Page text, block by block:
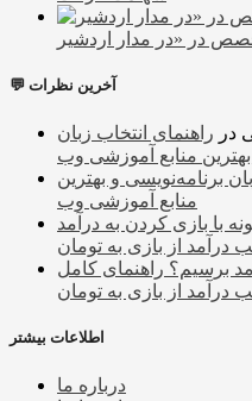
💬 آخرین نظرات
در راهنمای انتخاب زبان
منابع آموزشی وب
برنامه‌نویسی و بهترین
منابع آموزشی وب
با بازی کردن به درآمد
از بازی به تومان
برسیم؟ راهنمای کامل
درآمد از بازی به تومان
اطلاعات بیشتر
درباره ما